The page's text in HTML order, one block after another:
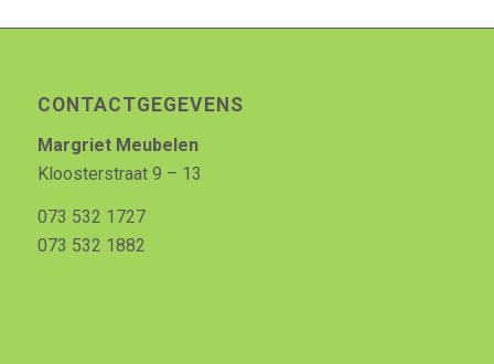
CONTACTGEGEVENS
Margriet Meubelen
Kloosterstraat 9 – 13
073 532 1727
073 532 1882